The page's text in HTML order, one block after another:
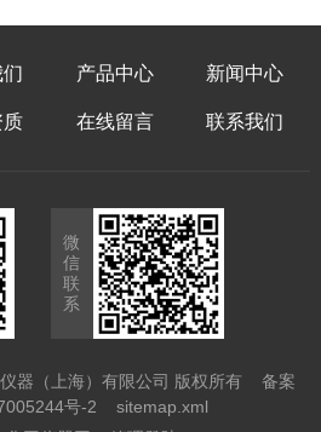
产品中心 新闻中心
质 在线留言 联系我们
微
信
联
系
器（上海）有限公司 版权所有备案
号-2
sitemap.xml